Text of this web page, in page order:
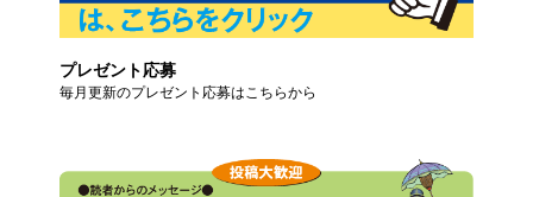
プレゼント応募
毎月更新のプレゼント応募はこちらから